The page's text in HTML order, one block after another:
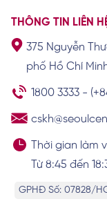
THÔNG TIN LIÊN
375 Nguyễn
phố Hồ Chí
1800 3333 -
Thời gian làm
Từ 8:45 đến
GPHĐ Số: 07828/